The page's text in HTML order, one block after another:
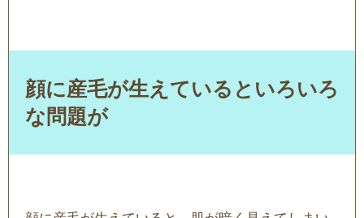
顔に産毛が生えているといろいろ
な問題が